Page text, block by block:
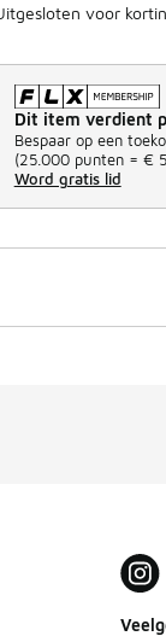
voor
Dit item verdient
Bespaar op een
(25.000 punten = € 5
Word gratis lid